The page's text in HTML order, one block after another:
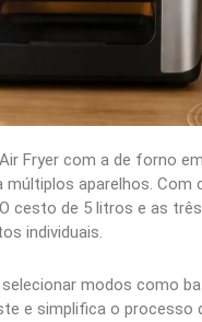
Fryer com a de forno
aparelhos.
de 5 litros e as
individuais.
modos como
e simplifica o